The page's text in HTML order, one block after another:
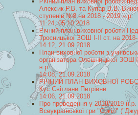
Алексик Р.В. та Купар В.В.
ступенів №8 на 2018 - 2019 н.р.
11:24, 05.10.2018
Річний план виховної роботи
Тросницької ЗОШ I-II ст. на
14:12, 21.09.2018
План виховної роботи з
організаторa Олешницької ЗОШ І
н.р.
14:08, 21.09.2018
РІЧНИЙ ПЛАН ВИХОВНОЇ РОБОТИ
Кус Світлани Петрівни
14:06, 21.09.2018
Про проведення у 2018/2019 н.р.
Всеукраїнської гри "Сокіл"